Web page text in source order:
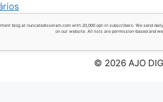
blog at nuncatedisseram.com with 20,000 opt-in subscribers. We send
on our website. All lists are permission-based and
© 2026 AJO